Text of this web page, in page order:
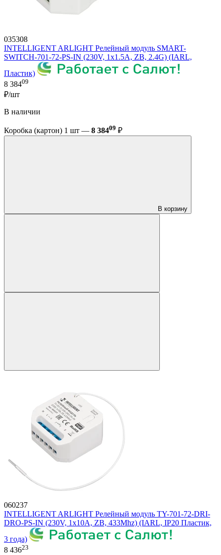
035308
INTELLIGENT ARLIGHT Релейный модуль SMART-
SWITCH-701-72-PS-IN (230V, 1x1.5A, ZB, 2.4G) (IARL,
Пластик)
8 38409
₽/шт
В наличии
Коробка (картон) 1 шт — 8 38409 ₽
В корзину
060237
INTELLIGENT ARLIGHT Релейный модуль TY-701-72-DRI-
DRO-PS-IN (230V, 1x10A, ZB, 433Mhz) (IARL, IP20 Пластик,
3 года)
8 43623